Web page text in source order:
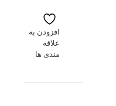
افزودن به
علاقه
مندی ها